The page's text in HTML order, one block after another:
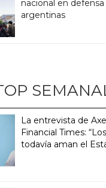
nacional en
argentinas
La entrevista de
Financial Times:
todavía aman el